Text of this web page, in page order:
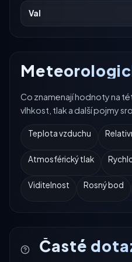
Val
Co znamenají hodnoty na
vlhkost, tlak a další pojmy
Teplota vzduchu
Atmosférický tlak
Viditelnost Rosný bod
Časté